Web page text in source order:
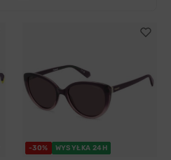
-30% WYSYŁKA 24H